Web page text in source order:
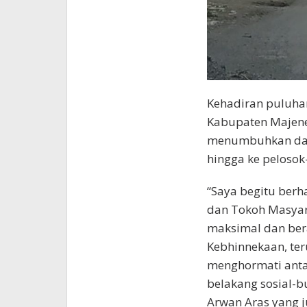
Kehadiran
Kabupaten
menumbuhkan
hingga ke
“Saya begitu
dan Tokoh
maksimal dan
Kebhinnekaan,
menghormati
belakang sosial-
Arwan Aras yang